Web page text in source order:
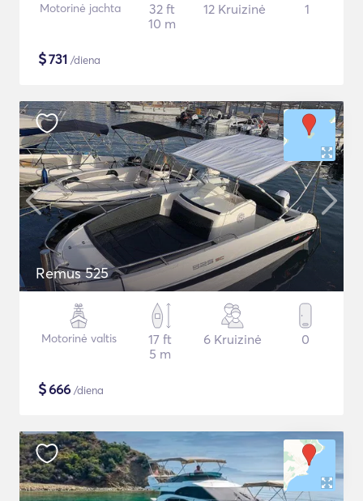
Motorinė jachta
32 ft
10 m
12 Kruizinė 1
$731 /diena
Remus 525
Motorinė valtis
17 ft
5 m
6 Kruizinė 0
$666 /diena